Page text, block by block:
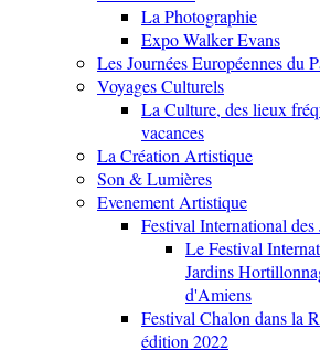
La Photographie
Expo Walker Evans
Les Journées Européennes du
Voyages Culturels
La Culture, des lieux
vacances
La Création Artistique
Son & Lumières
Evenement Artistique
Festival International des
Le Festival
Jardins
d'Amiens
Festival Chalon dans la
édition 2022